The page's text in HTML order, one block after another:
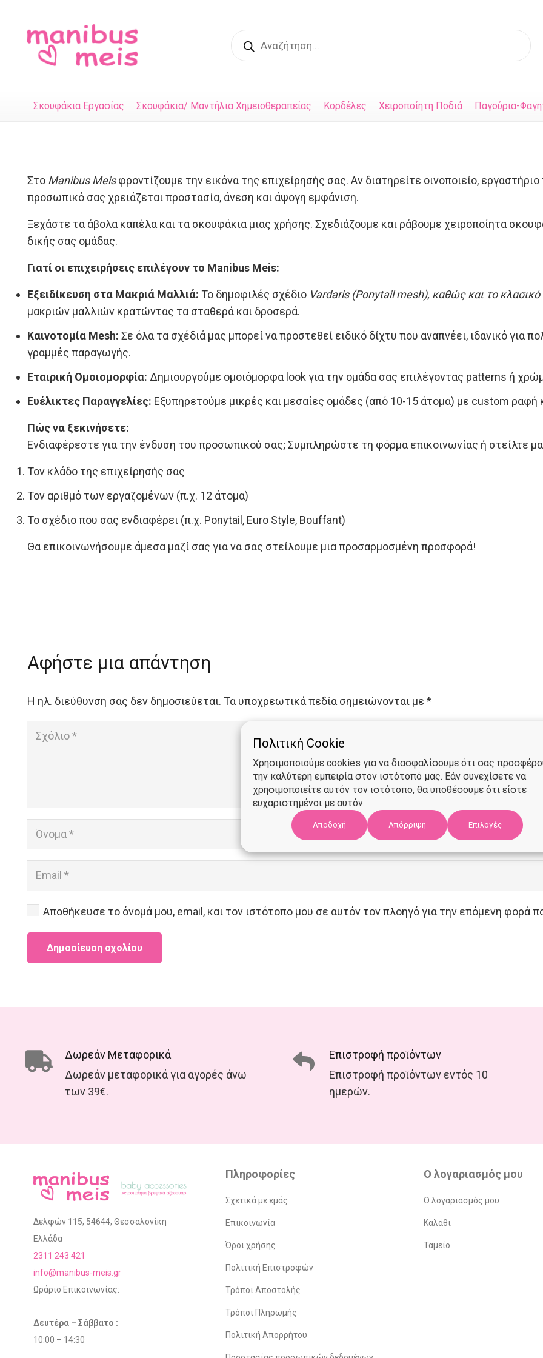
Products
search
Σκουφάκια Εργασίας Σκουφάκια/ Μαντήλια Χημειοθεραπείας Κορδέλες Χειροποίητη Ποδιά Παγούρια-
Στο Manibus Meisφροντίζουμε την εικόνα της επιχείρησής σας. Αν διατηρείτε οινοποιείο,
προσωπικό σας χρειάζεται προστασία, άνεση και άψογη εμφάνιση.
Ξεχάστε τα άβολα καπέλα και τα σκουφάκια μιας χρήσης. Σχεδιάζουμε και ράβουμε χειροποίητα
δικής σας ομάδας.
Γιατί οι επιχειρήσεις επιλέγουν το Manibus Meis:
Εξειδίκευση στα Μακριά Μαλλιά: Το δημοφιλές σχέδιο Vardaris (Ponytail mesh), καθώς και το
μακριών μαλλιών κρατώντας τα σταθερά και δροσερά.
Καινοτομία Mesh: Σε όλα τα σχέδιά μας μπορεί να προστεθεί ειδικό δίχτυ που αναπνέει, ιδανικό για
γραμμές παραγωγής.
Εταιρική Ομοιομορφία: Δημιουργούμε ομοιόμορφα look για την ομάδα σας επιλέγοντας patterns ή
Ευέλικτες Παραγγελίες: Εξυπηρετούμε μικρές και μεσαίες ομάδες (από 10-15 άτομα) με custom ραφή
Πώς να ξεκινήσετε:
Ενδιαφέρεστε για την ένδυση του προσωπικού σας; Συμπληρώστε τη φόρμα επικοινωνίας ή στείλτε
Τον κλάδο της επιχείρησής σας
Τον αριθμό των εργαζομένων (π.χ. 12 άτομα)
Το σχέδιο που σας ενδιαφέρει (π.χ. Ponytail, Euro Style, Bouffant)
Θα επικοινωνήσουμε άμεσα μαζί σας για να σας στείλουμε μια προσαρμοσμένη προσφορά!
Αφήστε μια απάντηση
Η ηλ. διεύθυνση σας δεν δημοσιεύεται. Τα υποχρεωτικά πεδία σημειώνονται με *
Αποθήκευσε το όνομά μου, email, και τον ιστότοπο μου σε αυτόν τον πλοηγό για την επόμενη φορά
Δημοσίευση σχολίου
Δωρεάν Μεταφορικά
Δωρεάν μεταφορικά για αγορές άνω
των 39€.
Επιστροφή προϊόντων
Επιστροφή προϊόντων εντός 10
ημερών.
Δελφών 115, 54644, Θεσσαλονίκη
Ελλάδα
2311 243 421
info@manibus-meis.gr
Ωράριο Επικοινωνίας:
Δευτέρα – Σάββατο :
10:00 – 14:30
Πληροφορίες
Σχετικά με εμάς
Επικοινωνία
Όροι χρήσης
Πολιτική Επιστροφών
Τρόποι Αποστολής
Τρόποι Πληρωμής
Πολιτική Απορρήτου
Ο λογαριασμός μου
Ο λογαριασμός μου
Καλάθι
Ταμείο
Πολιτική Cookie
Χρησιμοποιούμε cookies για να διασφαλίσουμε ότι σας
την καλύτερη εμπειρία στον ιστότοπό μας. Εάν συνεχίσετε να
χρησιμοποιείτε αυτόν τον ιστότοπο, θα υποθέσουμε ότι είστε
ευχαριστημένοι με αυτόν.
Αποδοχή Απόρριψη Επιλογές